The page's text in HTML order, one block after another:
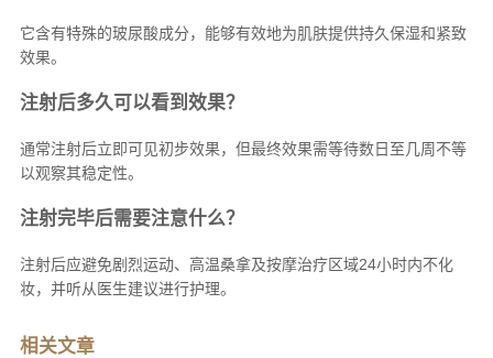
它含有特殊的玻尿酸成分，能够有效地为肌肤提供持久保湿和紧致
效果。
注射后多久可以看到效果？
通常注射后立即可见初步效果，但最终效果需等待数日至几周不等
以观察其稳定性。
注射完毕后需要注意什么？
注射后应避免剧烈运动、高温桑拿及按摩治疗区域24小时内不化
妆，并听从医生建议进行护理。
相关文章